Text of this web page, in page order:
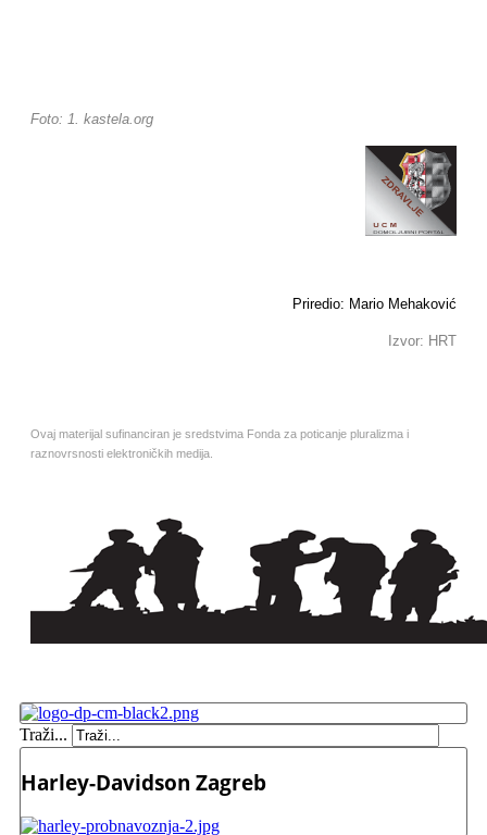
Foto: 1. kastela.org
Priredio: Mario Mehaković
Izvor: HRT
Ovaj materijal sufinanciran je sredstvima Fonda za poticanje pluralizma i
raznovrsnosti elektroničkih medija.
Traži...
Harley-Davidson Zagreb